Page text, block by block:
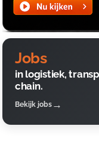
Jobs
in logistiek,
chain.
Bekijk jobs